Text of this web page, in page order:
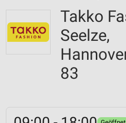
Takko
Seelze,
83